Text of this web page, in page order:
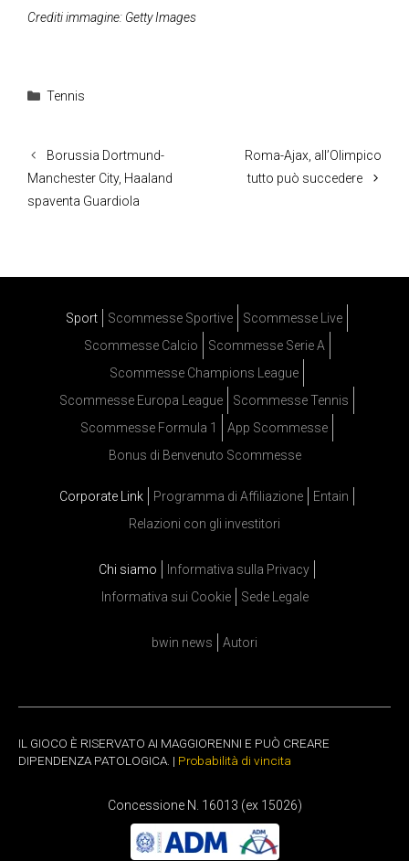
Crediti immagine: Getty Images
Categorie
Tennis
Borussia Dortmund-
Manchester City, Haaland
spaventa Guardiola
Roma-Ajax, all’Olimpico
tutto può succedere
Sport Scommesse Sportive
Scommesse Live
Scommesse Calcio
Scommesse Serie A
Scommesse Champions League
Scommesse Europa League
Scommesse Tennis
Scommesse Formula 1
App Scommesse
Bonus di Benvenuto Scommesse
Corporate Link Programma di Affiliazione
Entain
Relazioni con gli investitori
Chi siamo
Informativa sulla Privacy
Informativa sui Cookie
Sede Legale
bwin news Autori
IL GIOCO È RISERVATO AI MAGGIORENNI E PUÒ CREARE
DIPENDENZA PATOLOGICA. | Probabilità di vincita
Concessione N. 16013 (ex 15026)